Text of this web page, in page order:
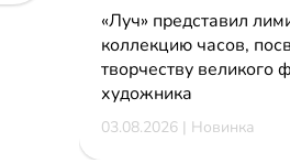
«Луч» представил
коллекцию часов,
творчеству великого
художника
03.08.2026 | Новинка